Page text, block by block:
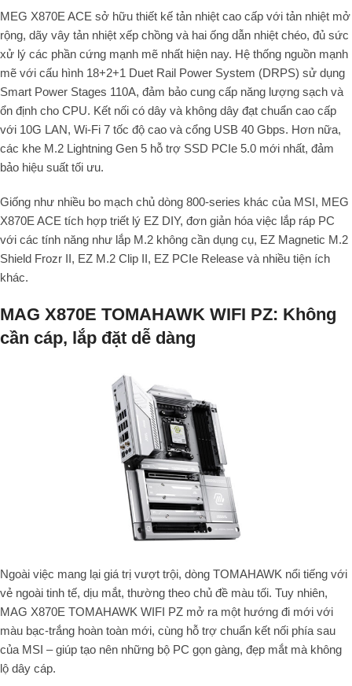
MEG X870E ACE sở hữu thiết kế tản nhiệt cao cấp với tản nhiệt mở
rộng, dãy vây tản nhiệt xếp chồng và hai ống dẫn nhiệt chéo, đủ sức
xử lý các phần cứng mạnh mẽ nhất hiện nay. Hệ thống nguồn mạnh
mẽ với cấu hình 18+2+1 Duet Rail Power System (DRPS) sử dụng
Smart Power Stages 110A, đảm bảo cung cấp năng lượng sạch và
ổn định cho CPU. Kết nối có dây và không dây đạt chuẩn cao cấp
với 10G LAN, Wi-Fi 7 tốc độ cao và cổng USB 40 Gbps. Hơn nữa,
các khe M.2 Lightning Gen 5 hỗ trợ SSD PCIe 5.0 mới nhất, đảm
bảo hiệu suất tối ưu.
Giống như nhiều bo mạch chủ dòng 800-series khác của MSI, MEG
X870E ACE tích hợp triết lý EZ DIY, đơn giản hóa việc lắp ráp PC
với các tính năng như lắp M.2 không cần dụng cụ, EZ Magnetic M.2
Shield Frozr II, EZ M.2 Clip II, EZ PCIe Release và nhiều tiện ích
khác.
MAG X870E TOMAHAWK WIFI PZ: Không
cần cáp, lắp đặt dễ dàng
Ngoài việc mang lại giá trị vượt trội, dòng TOMAHAWK nổi tiếng với
vẻ ngoài tinh tế, dịu mắt, thường theo chủ đề màu tối. Tuy nhiên,
MAG X870E TOMAHAWK WIFI PZ mở ra một hướng đi mới với
màu bạc-trắng hoàn toàn mới, cùng hỗ trợ chuẩn kết nối phía sau
của MSI – giúp tạo nên những bộ PC gọn gàng, đẹp mắt mà không
lộ dây cáp.